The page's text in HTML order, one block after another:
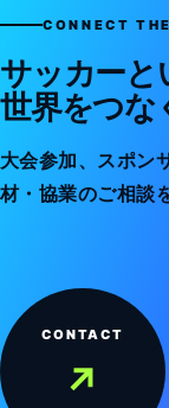
CONNECT
サッカーと
世界をつな
大会参加、スポン
材・協業のご相談
CONTACT
↗